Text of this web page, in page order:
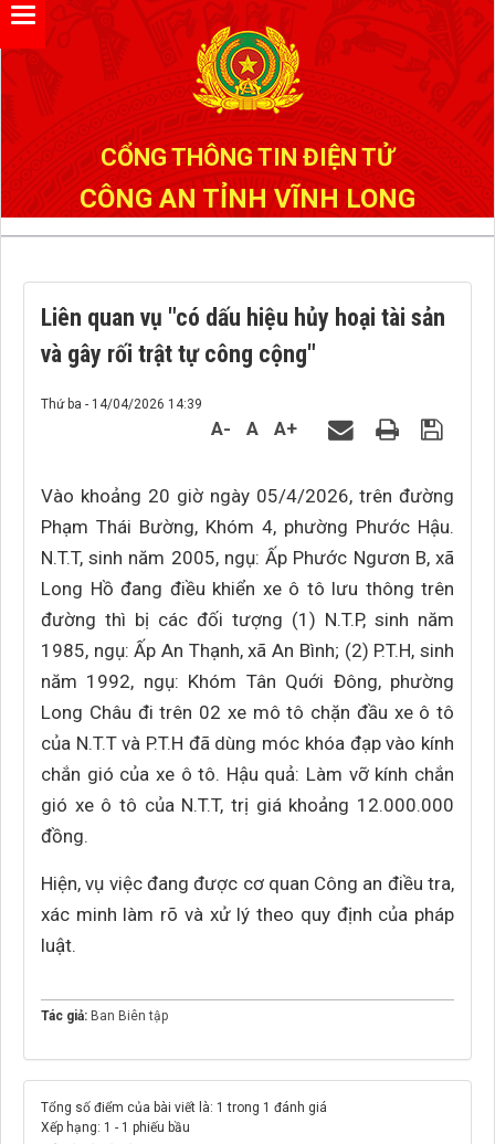
CỔNG THÔNG TIN ĐIỆN TỬ
CÔNG AN TỈNH VĨNH LONG
Liên quan vụ "có dấu hiệu hủy hoại tài sản
và gây rối trật tự công cộng"
Thứ ba - 14/04/2026 14:39
A- A A+
Vào khoảng 20 giờ ngày 05/4/2026, trên đường
Phạm Thái Bường, Khóm 4, phường Phước Hậu.
N.T.T, sinh năm 2005, ngụ: Ấp Phước Ngươn B, xã
Long Hồ đang điều khiển xe ô tô lưu thông trên
đường thì bị các đối tượng (1) N.T.P, sinh năm
1985, ngụ: Ấp An Thạnh, xã An Bình; (2) P.T.H, sinh
năm 1992, ngụ: Khóm Tân Quới Đông, phường
Long Châu đi trên 02 xe mô tô chặn đầu xe ô tô
của N.T.T và P.T.H đã dùng móc khóa đạp vào kính
chắn gió của xe ô tô. Hậu quả: Làm vỡ kính chắn
gió xe ô tô của N.T.T, trị giá khoảng 12.000.000
đồng.
Hiện, vụ việc đang được cơ quan Công an điều tra,
xác minh làm rõ và xử lý theo quy định của pháp
luật.
Tác giả: Ban Biên tập
Tổng số điểm của bài viết là: 1 trong 1 đánh giá
Xếp hạng: 1 - 1 phiếu bầu